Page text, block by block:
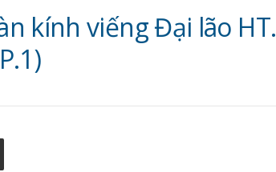
kính viếng Đại lão HT.